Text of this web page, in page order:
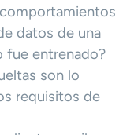
datos de una
fue entrenado?
son lo
requisitos de